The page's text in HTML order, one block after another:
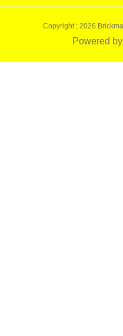
Copyright ; 2026
Powered by